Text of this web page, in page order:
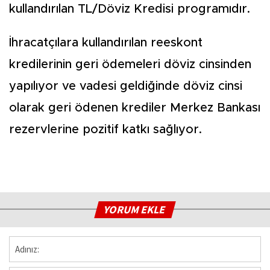
kullandırılan TL/Döviz Kredisi programıdır.
İhracatçılara kullandırılan reeskont
kredilerinin geri ödemeleri döviz cinsinden
yapılıyor ve vadesi geldiğinde döviz cinsi
olarak geri ödenen krediler Merkez Bankası
rezervlerine pozitif katkı sağlıyor.
YORUM EKLE